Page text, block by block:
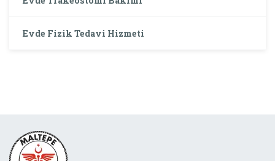
Evde Fizik Tedavi Hizmeti